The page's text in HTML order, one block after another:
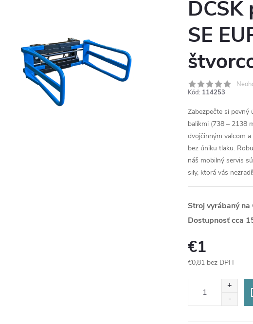
SE
Kód: 114253
Zabezpečte si
balíkmi (738 – 2138
dvojčinným valcom
bez úniku tlaku.
náš mobilný servis
sily, ktorá vás nezradí!
Stroj vyrábaný na
Dostupnosť cca
€1
€0,81 bez DPH